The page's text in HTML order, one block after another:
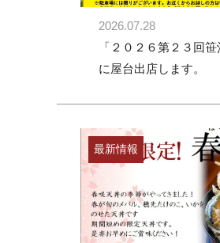
2026.07.28
「２０２６第２３回
に屋台出店します。
最新情報